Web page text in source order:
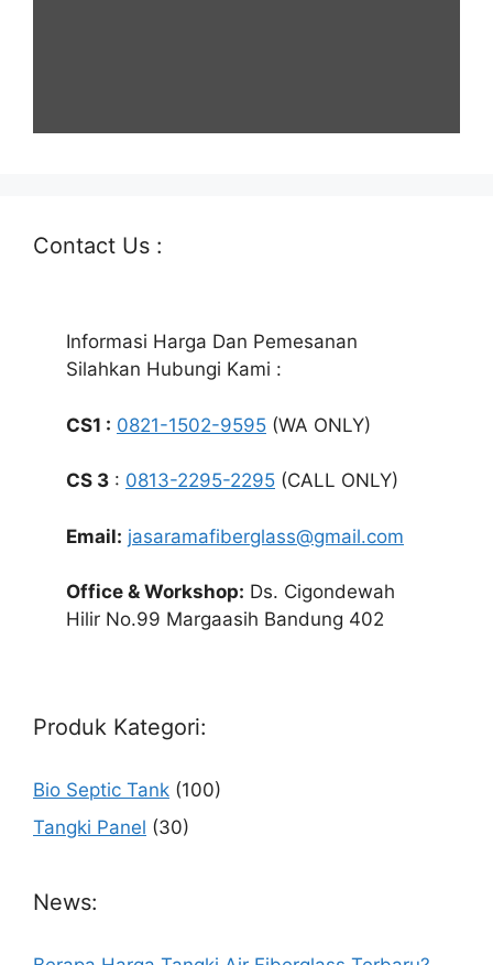
Contact Us :
Informasi Harga Dan Pemesanan
Silahkan Hubungi Kami :
CS1 : 0821-1502-9595 (WA ONLY)
CS 3 : 0813-2295-2295 (CALL ONLY)
Email: jasaramafiberglass@gmail.com
Office & Workshop: Ds. Cigondewah
Hilir No.99 Margaasih Bandung 402
Produk Kategori:
Bio Septic Tank (100)
Tangki Panel (30)
News: